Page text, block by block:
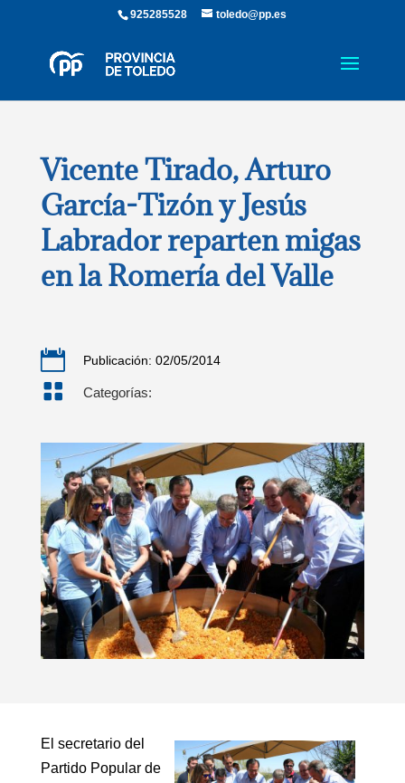
925285528 toledo@pp.es
Vicente Tirado, Arturo
García-Tizón y Jesús
Labrador reparten migas
en la Romería del Valle
 Publicación: 02/05/2014
 Categorías:
El secretario del
Partido Popular de